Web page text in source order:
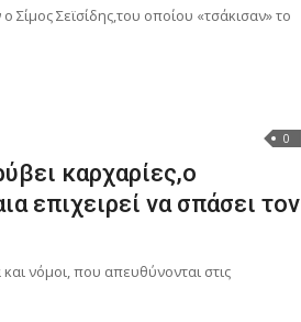
Σεϊσίδης,του οποίου «τσάκισαν» το
0
καρχαρίες,ο
επιχειρεί να σπάσει τον
νόµοι, που απευθύνονται στις